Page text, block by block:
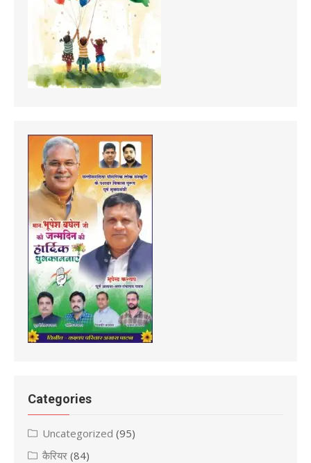
Categories
Uncategorized (95)
कैरियर (84)